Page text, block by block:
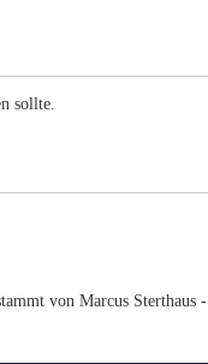
sollte.
von Marcus Sterthaus -